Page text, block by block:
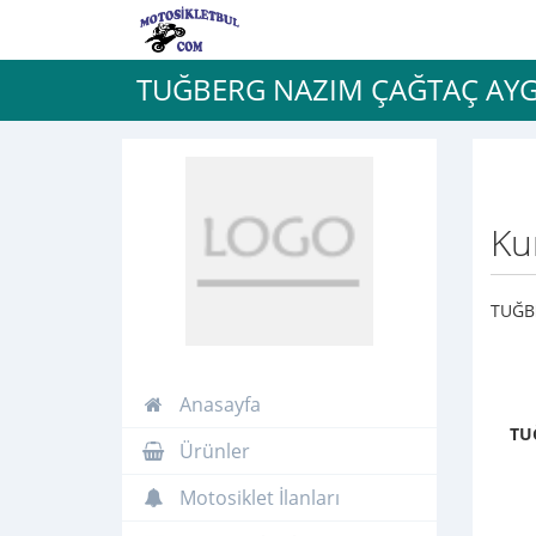
TUĞBERG NAZIM ÇAĞTAÇ
Anasayfa
Ürünler
Motosiklet İlanları